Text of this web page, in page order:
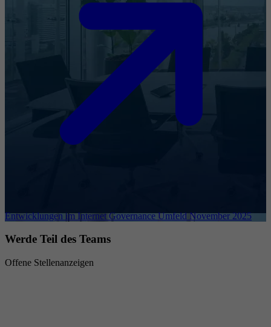
Entwicklungen im Internet Governance Umfeld November 2025
Werde Teil des Teams
Offene Stellenanzeigen